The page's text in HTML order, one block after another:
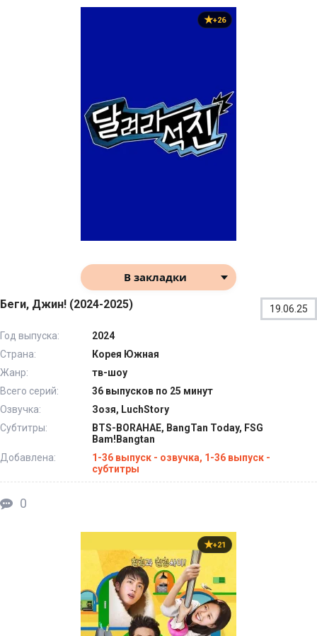
+26
В закладки
Беги, Джин! (2024-2025) 19.06.25
Год выпуска:
2024
Страна:
Корея Южная
Жанр:
тв-шоу
Всего серий:
36 выпусков по 25 минут
Озвучка:
Зозя, LuchStory
Субтитры:
BTS-BORAHAE, BangTan Today, FSG
Bam!Bangtan
Добавлена:
1-36 выпуск - озвучка, 1-36 выпуск -
субтитры
0
+21